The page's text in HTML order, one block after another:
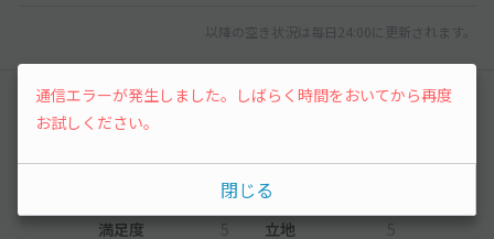
以降の空き状況は毎日24:00に更新されます。
レビュー
5（1件）
満足度 5 立地
5
通信エラーが発生しました。しばらく時間をおいてから再度
お試しください。
閉じる